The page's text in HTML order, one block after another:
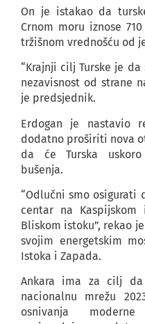
On je istakao da
Crnom moru iznose
tržišnom vrednošću od
“Krajnji cilj Turske je
nezavisnost od strane
je predsjednik.
Erdogan je nastavio
dodatno proširiti nova
da će Turska
bušenja.
“Odlučni smo osigurati
centar na
Bliskom istoku”, rekao
svojim energetskim
Istoka i Zapada.
Ankara ima za cilj
nacionalnu mrežu
osnivanja